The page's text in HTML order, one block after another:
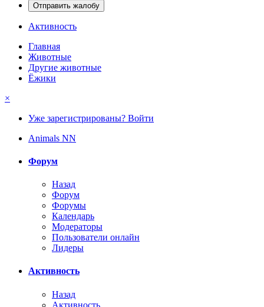
Отправить жалобу
Активность
Главная
Животные
Другие животные
Ёжики
×
Уже зарегистрированы? Войти
Animals NN
Форум
Назад
Форум
Форумы
Календарь
Модераторы
Пользователи онлайн
Лидеры
Активность
Назад
Активность